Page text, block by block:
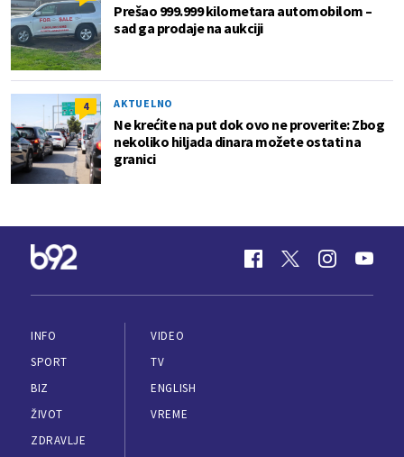
Prešao 999.999 kilometara automobilom –
sad ga prodaje na aukciji
4 AKTUELNO
Ne krećite na put dok ovo ne proverite: Zbog
nekoliko hiljada dinara možete ostati na
granici
INFO
SPORT
BIZ
ŽIVOT
ZDRAVLJE
VIDEO
TV
ENGLISH
VREME